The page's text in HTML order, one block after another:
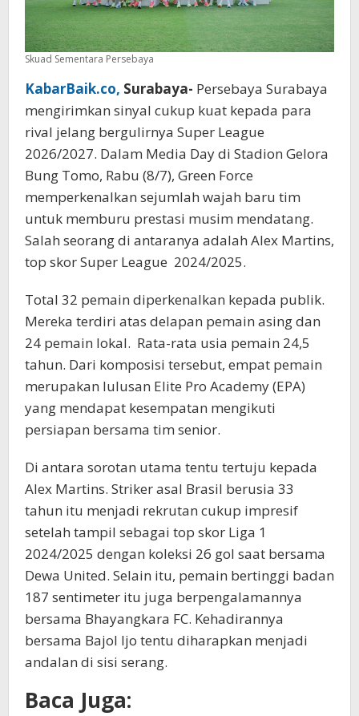
Skuad Sementara Persebaya
KabarBaik.co, Surabaya- Persebaya Surabaya
mengirimkan sinyal cukup kuat kepada para
rival jelang bergulirnya Super League
2026/2027. Dalam Media Day di Stadion Gelora
Bung Tomo, Rabu (8/7), Green Force
memperkenalkan sejumlah wajah baru tim
untuk memburu prestasi musim mendatang.
Salah seorang di antaranya adalah Alex Martins,
top skor Super League 2024/2025.
Total 32 pemain diperkenalkan kepada publik.
Mereka terdiri atas delapan pemain asing dan
24 pemain lokal. Rata-rata usia pemain 24,5
tahun. Dari komposisi tersebut, empat pemain
merupakan lulusan Elite Pro Academy (EPA)
yang mendapat kesempatan mengikuti
persiapan bersama tim senior.
Di antara sorotan utama tentu tertuju kepada
Alex Martins. Striker asal Brasil berusia 33
tahun itu menjadi rekrutan cukup impresif
setelah tampil sebagai top skor Liga 1
2024/2025 dengan koleksi 26 gol saat bersama
Dewa United. Selain itu, pemain bertinggi badan
187 sentimeter itu juga berpengalamannya
bersama Bhayangkara FC. Kehadirannya
bersama Bajol Ijo tentu diharapkan menjadi
andalan di sisi serang.
Baca Juga: